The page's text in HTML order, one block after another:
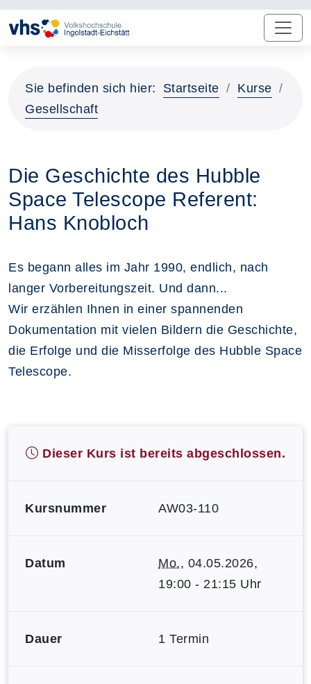
Sie befinden sich hier: Startseite
Kurse
Gesellschaft
Die Geschichte des Hubble
Space Telescope Referent:
Hans Knobloch
Es begann alles im Jahr 1990, endlich, nach
langer Vorbereitungszeit. Und dann...
Wir erzählen Ihnen in einer spannenden
Dokumentation mit vielen Bildern die Geschichte,
die Erfolge und die Misserfolge des Hubble Space
Telescope.
Dieser Kurs ist bereits abgeschlossen.
Kursnummer AW03-110
Datum Mo., 04.05.2026,
19:00 - 21:15 Uhr
Dauer 1 Termin